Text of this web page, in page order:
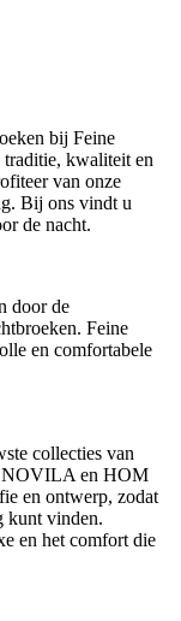
bij Feine
traditie, kwaliteit en
van onze
Bij ons vindt u
de nacht.
door de
Feine
en comfortabele
collecties van
en HOM
en ontwerp, zodat
kunt vinden.
en het comfort die